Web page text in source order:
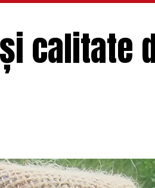
calitate